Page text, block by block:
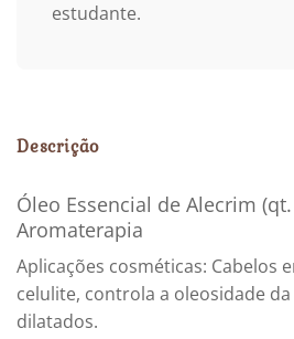
estudante.
Descrição
Óleo Essencial de Alecrim
Aromaterapia
Aplicações cosméticas: Cabelos
celulite, controla a oleosidade
dilatados.